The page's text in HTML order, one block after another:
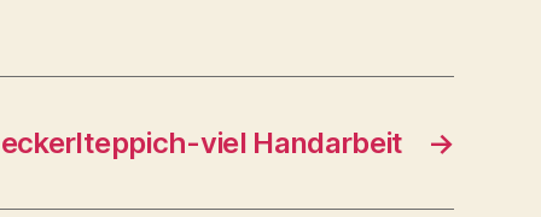
→
viel Handarbeit